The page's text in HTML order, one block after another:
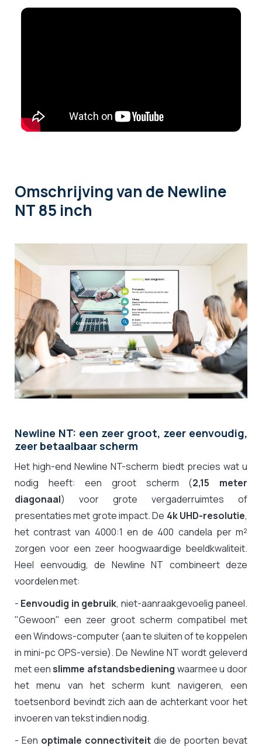
Omschrijvingvan de Newline
NT 85 inch
Newline NT: een zeer groot, zeer eenvoudig,
zeer betaalbaar scherm
Het high-end Newline NT-scherm biedt precies wat u
nodig heeft: een groot scherm (2,15 meter
diagonaal) voor grote vergaderruimtes of
presentaties met grote impact. De 4k UHD-resolutie,
het contrast van 4000:1 en de 400 candela per m²
zorgen voor een zeer hoogwaardige beeldkwaliteit.
Heel eenvoudig, de Newline NT combineert deze
voordelen met:
- Eenvoudig in gebruik, niet-aanraakgevoelig paneel.
"Gewoon" een zeer groot scherm compatibel met
een Windows-computer (aan te sluiten of te koppelen
in mini-pc OPS-versie). De Newline NT wordt geleverd
met eenslimme afstandsbediening waarmee u door
het menu van het scherm kunt navigeren, een
toetsenbord bevindt zich aan de achterkant voor het
invoeren van tekst indien nodig.
- Een optimale connectiviteit die de poorten bevat